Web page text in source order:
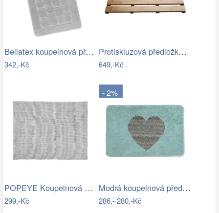
Bellatex koupelnová předložka BANY…
342,-Kč
Protiskluzová předložka do koupelny…
649,-Kč
POPEYE Koupelnová předložka 80 x 60 cm …
299,-Kč
- 2%
Modrá koupelnová předložka se srdíčkem …
286,-280,-Kč